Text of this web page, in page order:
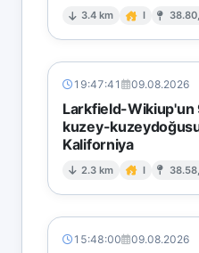
3.4 km I
19:47:41 09.08.2026
Larkfield-Wikiup'un
kuzey-
Kaliforniya
2.3 km I
15:48:00 09.08.2026